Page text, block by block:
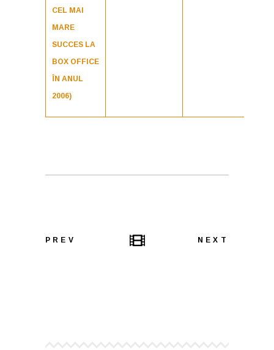
CEL MAI
MARE
SUCCES LA
BOX OFFICE
ÎN ANUL
2006)
PREV NEXT